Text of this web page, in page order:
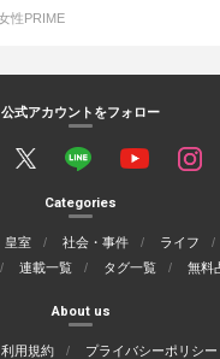
性PRIME
公式アカウントをフォロー
Categories
皇室 社会・事件 ライフ
連載一覧 タグ一覧 無料
About us
利用規約
プライバシーポリシー